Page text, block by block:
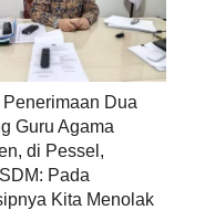
Penerimaan Dua
Guru Agama
di Pessel,
Pada
Kita Menolak